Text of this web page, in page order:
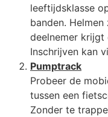
leeftijdsklasse
banden.
deelnemer krijgt
Inschrijven kan
Pumptrack
Probeer de
tussen een
Zonder te